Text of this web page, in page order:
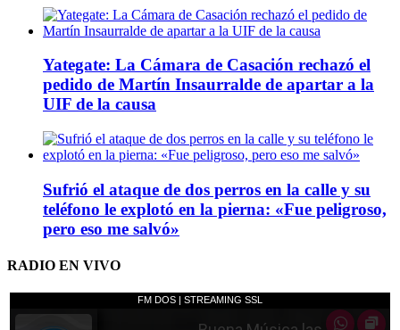
Yategate: La Cámara de Casación rechazó el
pedido de Martín Insaurralde de apartar a la
UIF de la causa
Sufrió el ataque de dos perros en la calle y su
teléfono le explotó en la pierna: «Fue peligroso,
pero eso me salvó»
RADIO EN VIVO